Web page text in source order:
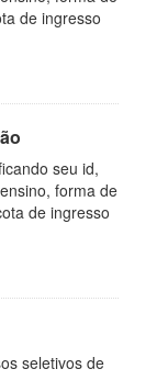
de ingresso
seu id,
forma de
de ingresso
seletivos de